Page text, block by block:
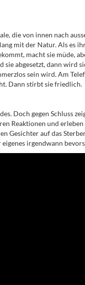
die von innen nach
mit der Natur. Als es
macht sie müde,
abgesetzt, dann wird
sein wird. Am
Dann stirbt sie friedlich.
Doch gegen Schluss
Reaktionen und
Gesichter auf das
irgendwann